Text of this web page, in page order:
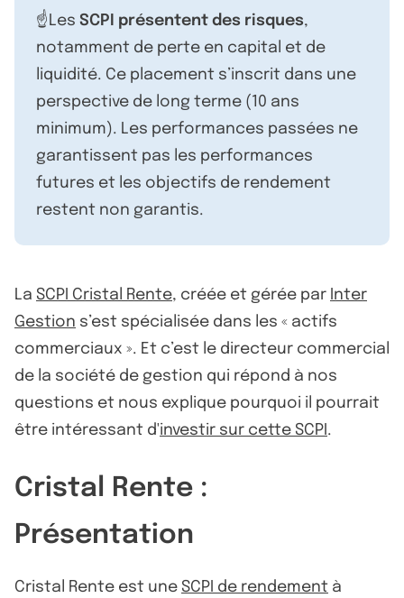
☝️Les SCPI présentent des risques,
notamment de perte en capital et de
liquidité. Ce placement s’inscrit dans une
perspective de long terme (10 ans
minimum). Les performances passées ne
garantissent pas les performances
futures et les objectifs de rendement
restent non garantis.
La SCPI Cristal Rente, créée et gérée par Inter
Gestion s’est spécialisée dans les « actifs
commerciaux ». Et c’est le directeur commercial
de la société de gestion qui répond à nos
questions et nous explique pourquoi il pourrait
être intéressant d'investir sur cette SCPI .
Cristal Rente :
Présentation
Cristal Rente est une SCPI de rendement à